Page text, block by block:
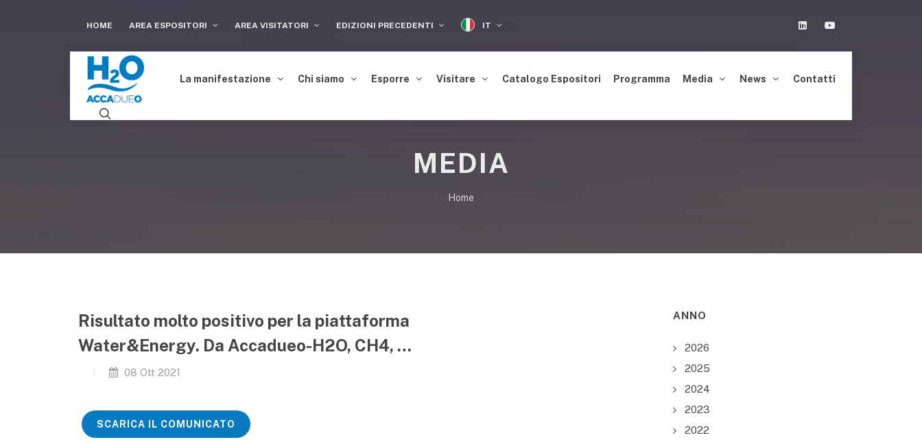
HOME AREA ESPOSITORI AREA VISITATORI EDIZIONI PRECEDENTI IT Linkedin
La manifestazione Chi siamo Esporre Visitare Catalogo Espositori Programma Media News Contatti
MEDIA
Home
Risultato molto positivo per la piattaforma
Water&Energy. Da Accadueo-H2O, CH4, …
08 Ott 2021
SCARICA IL COMUNICATO
ANNO
2026
2025
2024
2023
2022